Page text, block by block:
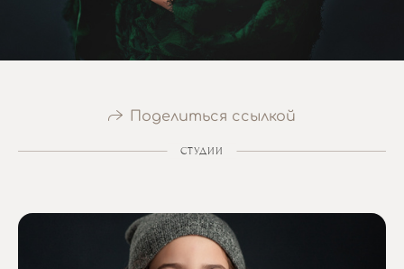
Поделиться ссылкой
СТУДИИ